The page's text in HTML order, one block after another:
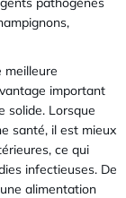
meilleure
important
solide. Lorsque
santé, il est mieux
ce qui
infectieuses. De
alimentation